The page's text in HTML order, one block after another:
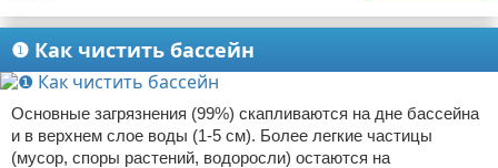
❶ Как чистить бассейн
Основные загрязнения (99%) скапливаются на дне бассейна
и в верхнем слое воды (1-5 см). Более легкие частицы
(мусор, споры растений, водоросли) остаются на